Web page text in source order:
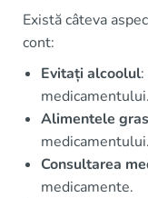
Există câteva
cont:
Evitați alcoolul
medicamentului.
Alimentele
medicamentului.
Consultarea
medicamente.